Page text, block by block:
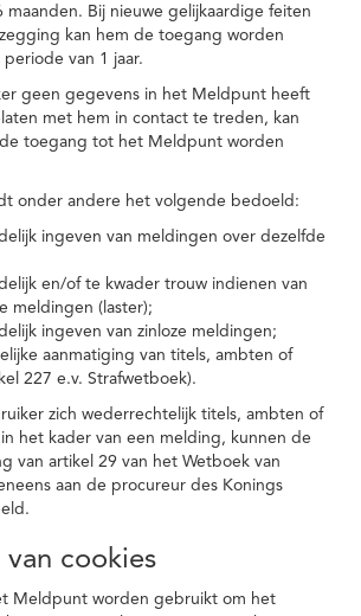
maanden. Bij nieuwe gelijkaardige feiten
kan hem de toegang worden
van 1 jaar.
geen gegevens in het Meldpunt heeft
met hem in contact te treden, kan
toegang tot het Meldpunt worden
onder andere het volgende bedoeld:
ingeven van meldingen over dezelfde
en/of te kwader trouw indienen van
meldingen (laster);
ingeven van zinloze meldingen;
aanmatiging van titels, ambten of
227 e.v. Strafwetboek).
zich wederrechtelijk titels, ambten of
het kader van een melding, kunnen de
van artikel 29 van het Wetboek van
aan de procureur des Konings
cookies
Meldpunt worden gebruikt om het